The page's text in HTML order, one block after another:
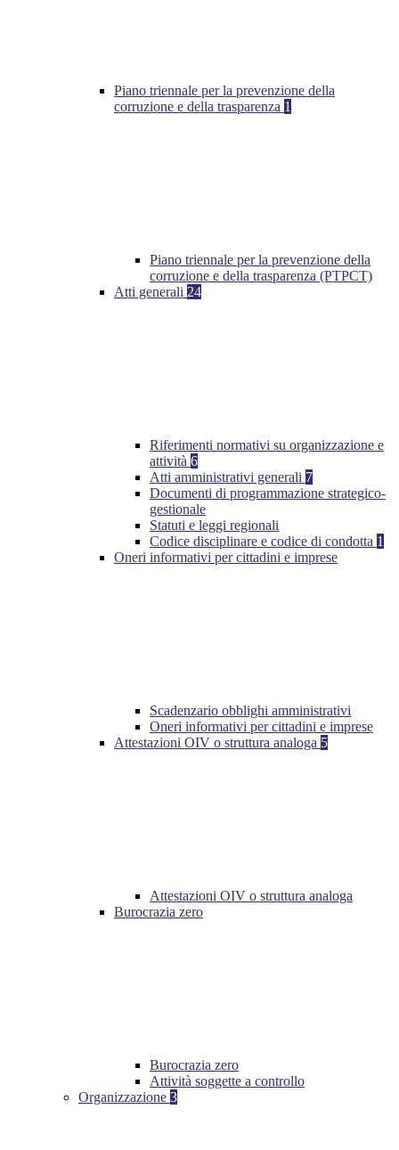
Piano triennale per la prevenzione della
corruzione e della trasparenza 1
Piano triennale per la prevenzione della
corruzione e della trasparenza (PTPCT)
Atti generali 24
Riferimenti normativi su organizzazione e
attività 6
Atti amministrativi generali 7
Documenti di programmazione strategico-
gestionale
Statuti e leggi regionali
Codice disciplinare e codice di condotta 1
Oneri informativi per cittadini e imprese
Scadenzario obblighi amministrativi
Oneri informativi per cittadini e imprese
Attestazioni OIV o struttura analoga 5
Attestazioni OIV o struttura analoga
Burocrazia zero
Burocrazia zero
Attività soggette a controllo
Organizzazione 3